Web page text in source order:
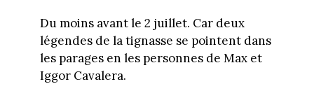
Du moins avant le 2 juillet. Car deux
légendes de la tignasse se pointent dans
les parages en les personnes de Max et
Iggor Cavalera.